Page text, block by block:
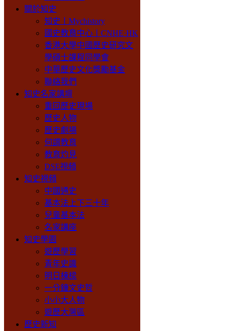
關於知史
知史丨Mychistory
國史教育中心丨CNHE·HK
香港大學中國歷史研究文
學碩士課程同學會
中華歷史文化獎勵基金
聯絡我們
知史名家講壇
重回歷史現場
歷史人物
歷史劇場
何謂教育
教育灼見
DSE視頻
知史視頻
中國通史
基本法上下三十年
兒童基本法
名家講座
知史學園
遊歷學習
青年史識
明日棟樑
一分鐘文史哲
小小大人物
遊歷大灣區
歷史新知